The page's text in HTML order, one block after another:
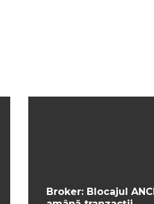
Broker: Blocajul